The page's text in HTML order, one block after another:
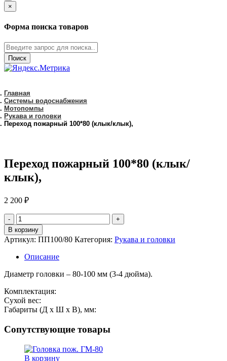
×
Форма поиска товаров
Поиск
Главная
Системы водоснабжения
Мотопомпы
Рукава и головки
Переход пожарный 100*80 (клык/клык),
Переход пожарный 100*80 (клык/
клык),
2 200 ₽
количество
Переход
пожарный
100*80
(клык/
клык),
В корзину
Артикул: ПП100/80 Категория: Рукава и головки
Описание
Диаметр головки – 80-100 мм (3-4 дюйма).
Комплектация:
Сухой вес:
Габариты (Д x Ш x В), мм:
Сопутствующие товары
В корзину